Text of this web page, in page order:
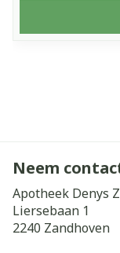
Neem
Apotheek Denys
Liersebaan 1
2240 Zandhoven